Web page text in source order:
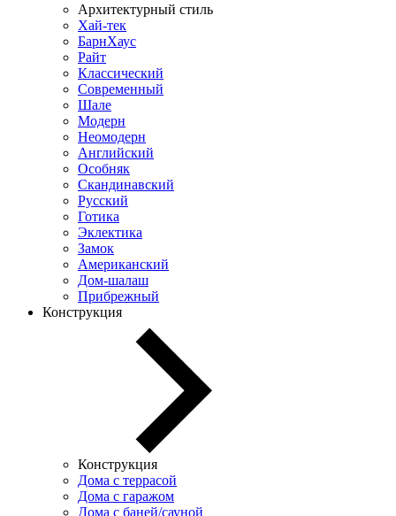
Архитектурный стиль
Хай-тек
БарнХаус
Райт
Классический
Современный
Шале
Модерн
Неомодерн
Английский
Особняк
Скандинавский
Русский
Готика
Эклектика
Замок
Американский
Дом-шалаш
Прибрежный
Конструкция
Конструкция
Дома с террасой
Дома с гаражом
Дома с баней/сауной